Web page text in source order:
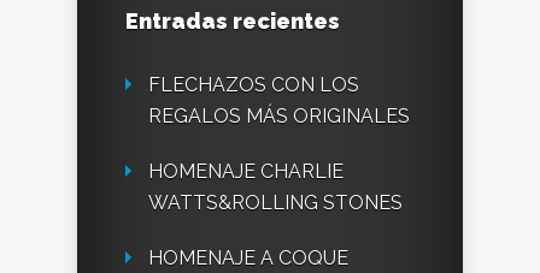
Entradas recientes
FLECHAZOS CON LOS
REGALOS MÁS ORIGINALES
HOMENAJE CHARLIE
WATTS&ROLLING STONES
HOMENAJE A COQUE